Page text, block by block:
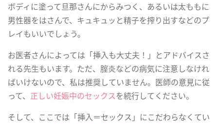
ボディに塗って旦那さんにからみつく、あるいは太ももに
男性器をはさんで、キュキュッと精子を搾り出すなどのプ
レイもいいでしょう。
お医者さんによっては「挿入も大丈夫！」とアドバイスさ
れる先生もいます。ただ、腟炎などの病気に注意しなけれ
ばいけないので、私は推奨していません。医師の意見に従
って、 正しい妊娠中のセックスを続行してください。
そして、ここでは「挿入＝セックス」にこだわらなくてい